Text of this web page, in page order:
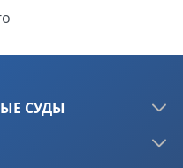
А.С. Козлова
СУДЫ